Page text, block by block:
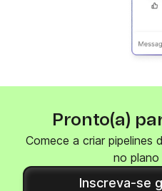
Pronto(a)
Comece a criar pipelines
no
Inscreva-se